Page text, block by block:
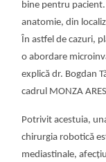
bine pentru
anatomie, din
În astfel de cazuri,
o abordare
explică dr. Bogdan
cadrul MONZA
Potrivit acestuia,
chirurgia robotică
mediastinale,